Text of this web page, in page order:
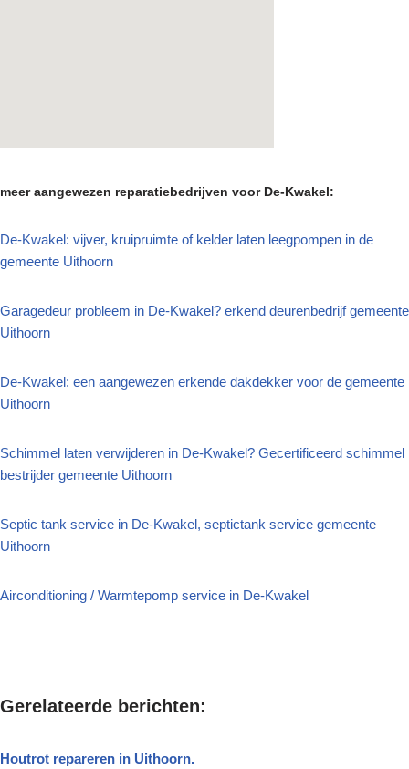
meer aangewezen reparatiebedrijven voor De-Kwakel:
De-Kwakel: vijver, kruipruimte of kelder laten leegpompen in de
gemeente Uithoorn
Garagedeur probleem in De-Kwakel? erkend deurenbedrijf gemeente
Uithoorn
De-Kwakel: een aangewezen erkende dakdekker voor de gemeente
Uithoorn
Schimmel laten verwijderen in De-Kwakel? Gecertificeerd schimmel
bestrijder gemeente Uithoorn
Septic tank service in De-Kwakel, septictank service gemeente
Uithoorn
Airconditioning / Warmtepomp service in De-Kwakel
Gerelateerde berichten:
Houtrot repareren in Uithoorn.